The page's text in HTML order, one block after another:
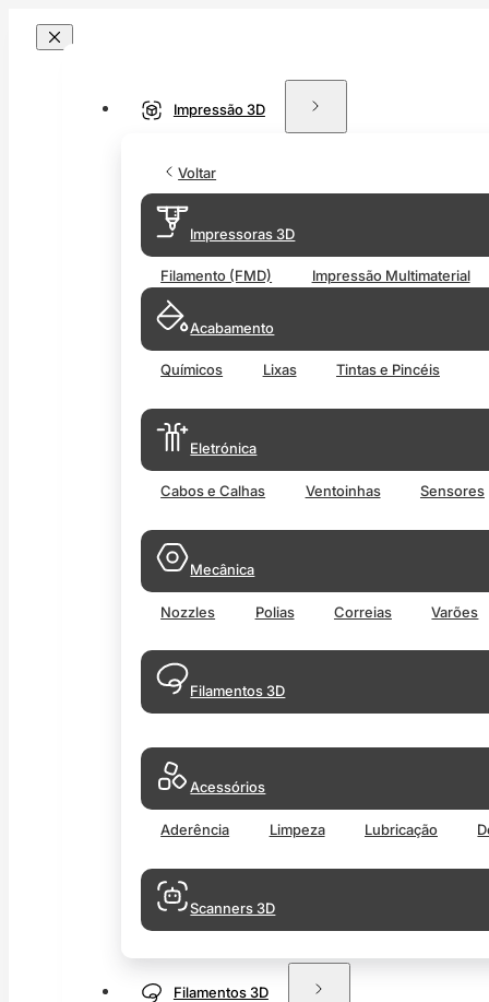
Impressão 3D
Voltar
Impressoras 3D
Filamento (FMD) Impressão Multimaterial
Acabamento
Químicos Lixas Tintas e Pincéis
Eletrónica
Cabos e Calhas Ventoinhas Sensores
Mecânica
Nozzles Polias Correias Varões
Filamentos 3D
Acessórios
Aderência Limpeza Lubricação
Scanners 3D
Filamentos 3D